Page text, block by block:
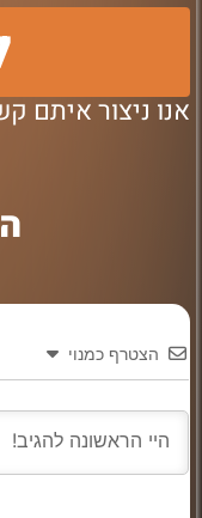
אנו ניצור איתם
הצטרף כמנוי